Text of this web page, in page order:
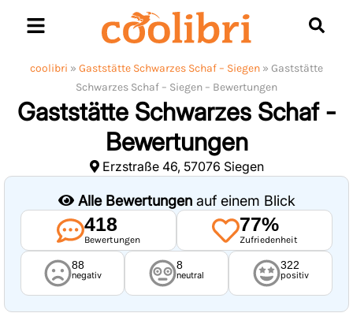
coolibri » Gaststätte Schwarzes Schaf – Siegen » Gaststätte
Schwarzes Schaf – Siegen – Bewertungen
Gaststätte Schwarzes Schaf -
Bewertungen
Erzstraße 46, 57076 Siegen
Alle Bewertungenauf einem Blick
418
Bewertungen
77%
Zufriedenheit
88
negativ
8
neutral
322
positiv